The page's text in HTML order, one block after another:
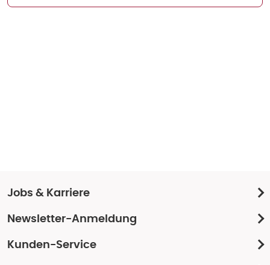
Jobs & Karriere
Newsletter-Anmeldung
Kunden-Service